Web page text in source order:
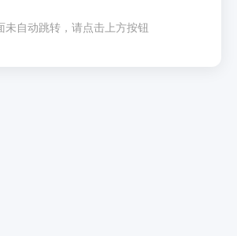
未自动跳转，请点击上方按钮